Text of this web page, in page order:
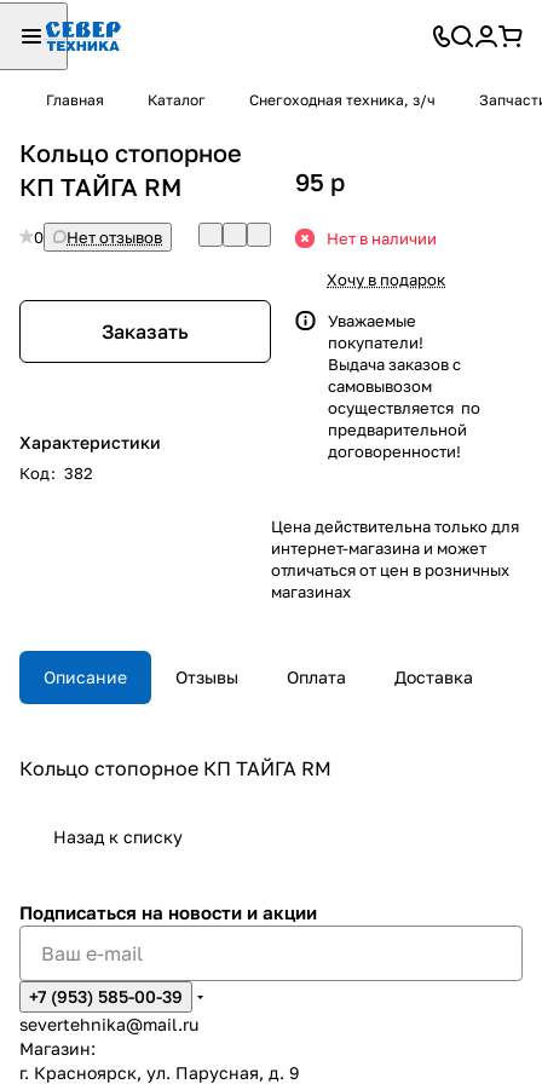
Главная Каталог Снегоходная техника, з/ч
Кольцо стопорное
КП ТАЙГА RM
0 Нет отзывов
Заказать
Характеристики
Код: 382
95 p
Нет в наличии
Хочу в подарок
Уважаемые
покупатели!
Выдача заказов с
самовывозом
осуществляется по
предварительной
договоренности!
Цена действительна только для
интернет-магазина и может
отличаться от цен в розничных
магазинах
Описание Отзывы Оплата Доставка
Кольцо стопорное КП ТАЙГА RM
Назад к списку
Подписаться на новости и акции
+7 (953) 585-00-39
severtehnika@mail.ru
Магазин:
г. Красноярск, ул. Парусная, д. 9